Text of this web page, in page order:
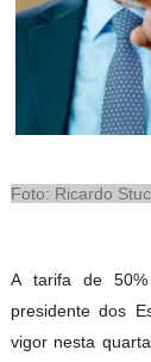
Foto: Ricardo
A tarifa de
presidente dos
vigor nesta